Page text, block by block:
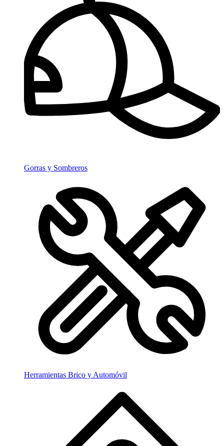
Gorras y Sombreros
Herramientas Brico y Automóvil